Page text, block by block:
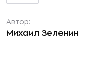
Автор:
Михаил Зеленин